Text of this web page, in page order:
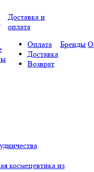
Доставка и
оплата
Оплата
Доставка
Возврат
Бренды